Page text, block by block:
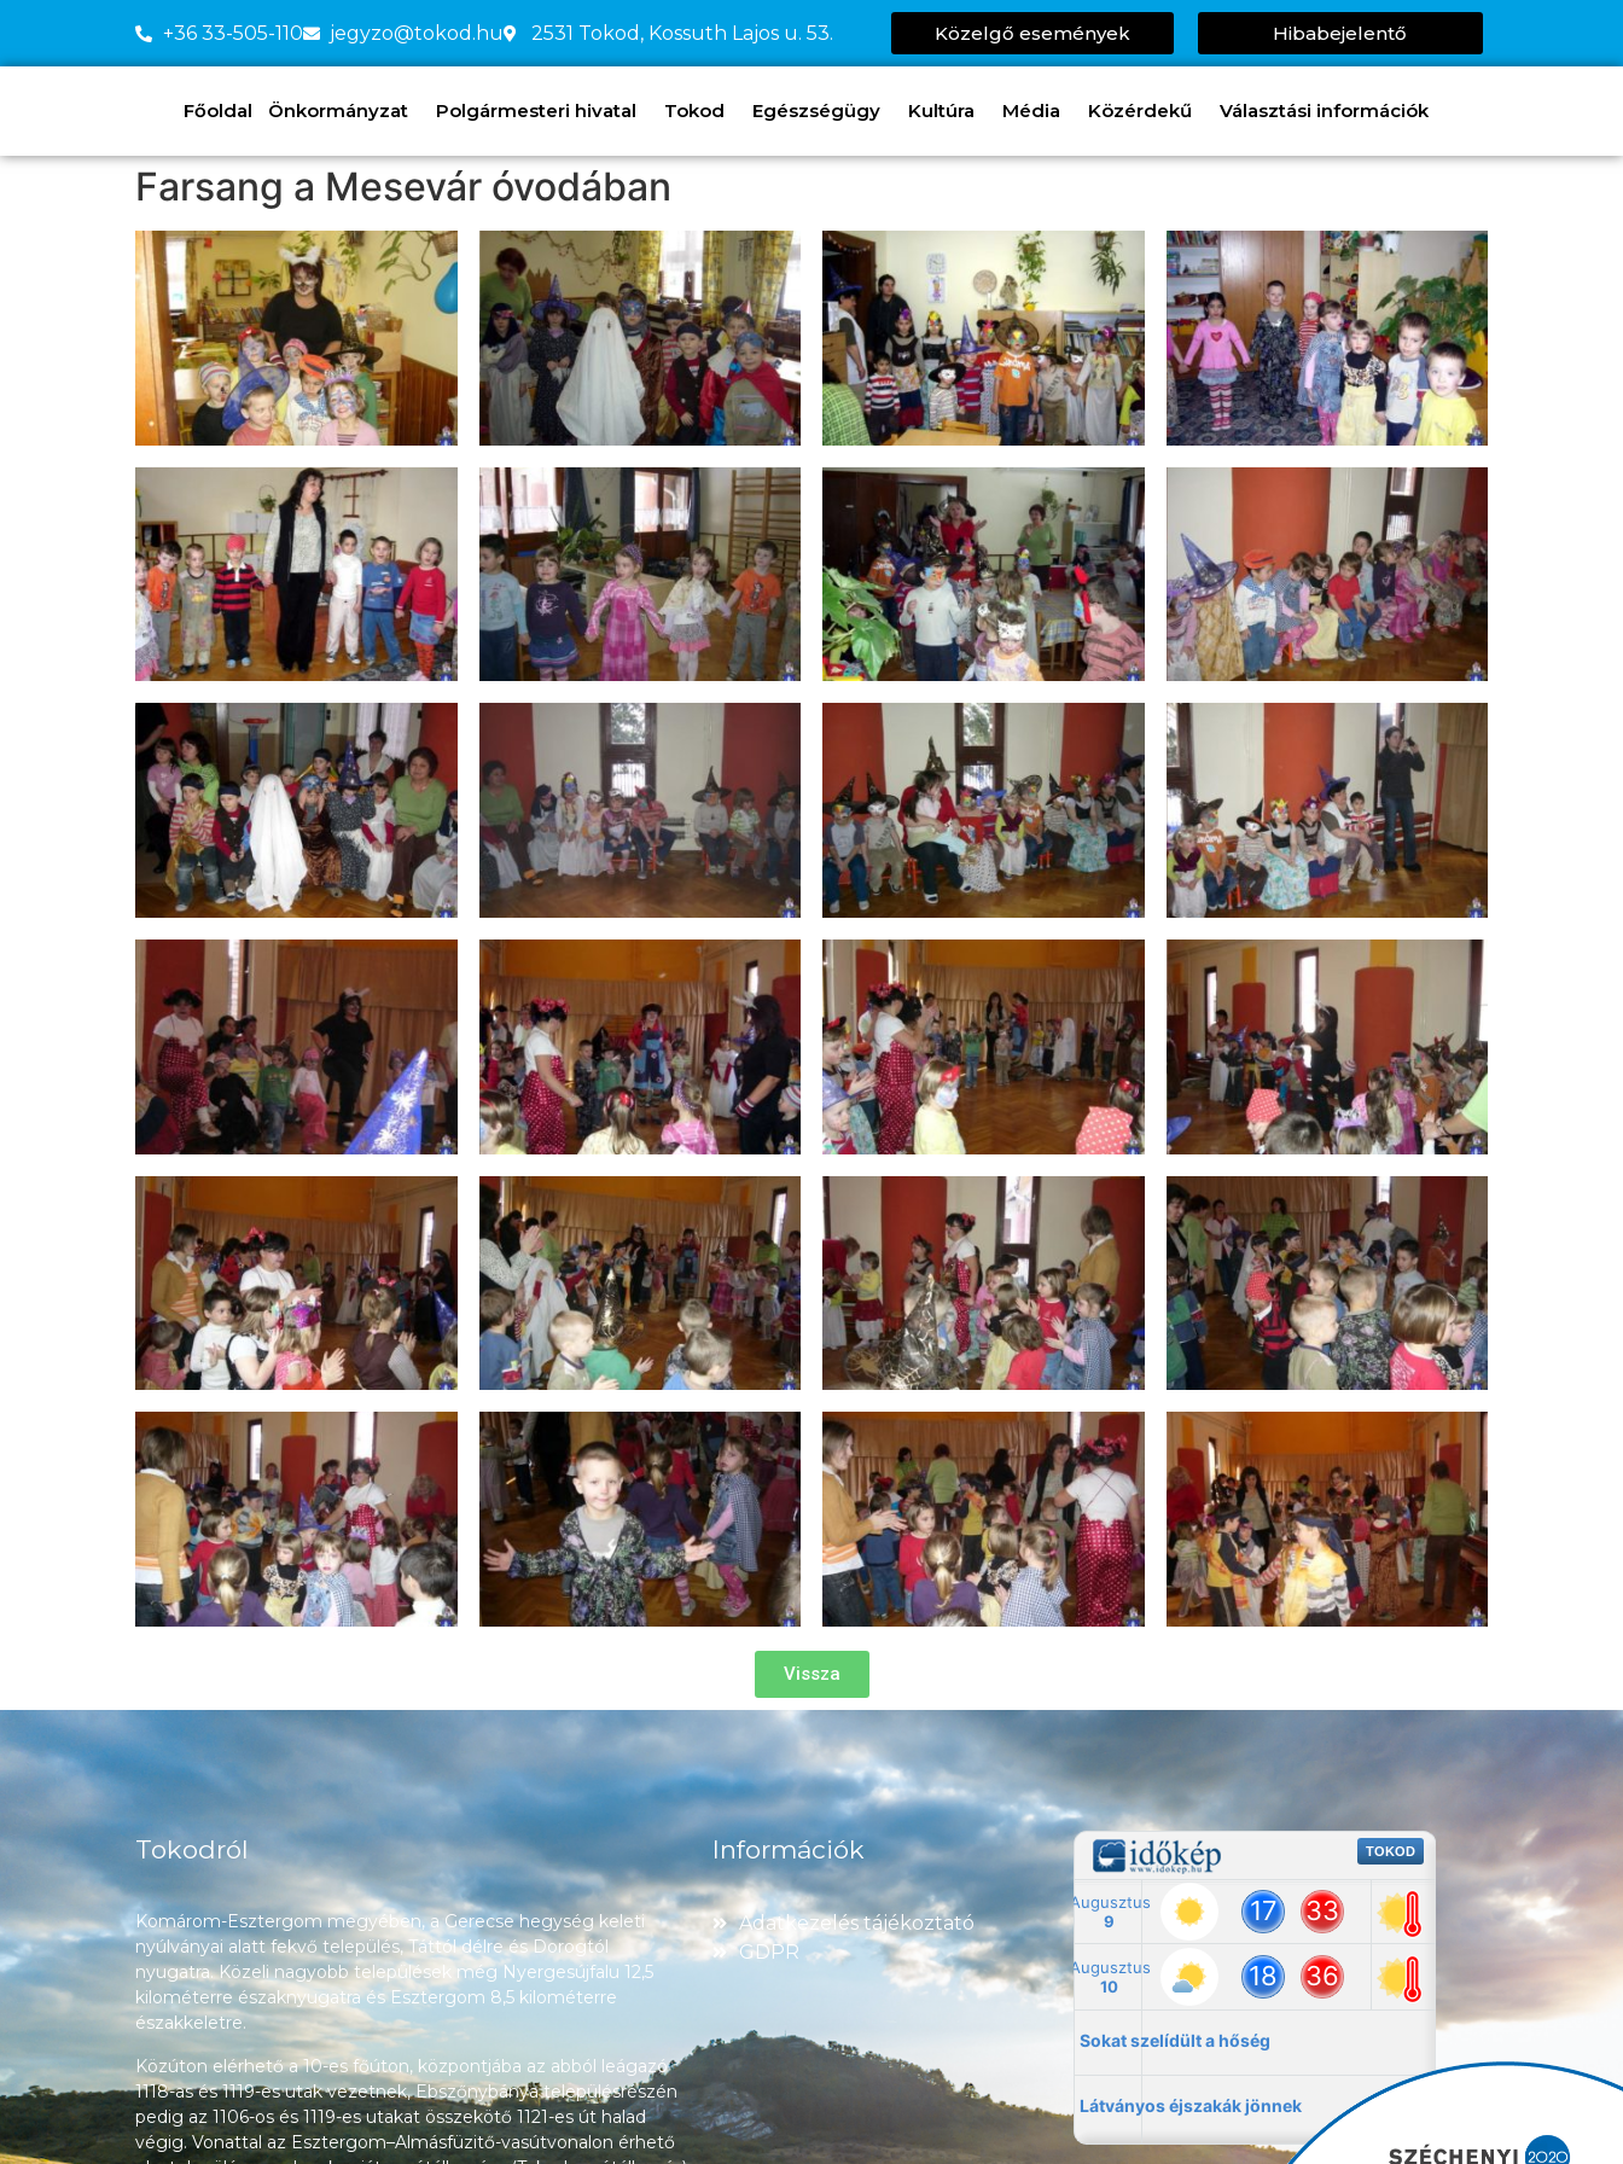
+36 33-505-110 jegyzo@tokod.hu 2531 Tokod, Kossuth Lajos u. 53. Közelgő események Hibabejelentő
Főoldal Önkormányzat Polgármesteri hivatal Tokod Egészségügy Kultúra Média Közérdekű Választási információk
Farsang a Mesevár óvodában
Vissza
Tokodról
Komárom-Esztergom megyében, a Gerecse hegység keleti
nyúlványai alatt fekvő település, Táttól délre és Dorogtól
nyugatra. Közeli nagyobb települések még Nyergesújfalu 12,5
kilométerre északnyugatra és Esztergom 8,5 kilométerre
északkeletre.
Közúton elérhető a 10-es főúton, központjába az abból leágazó
1118-as és 1119-es utak vezetnek, Ebszőnybánya településrészén
pedig az 1106-os és 1119-es utakat összekötő 1121-es út halad
végig. Vonattal az Esztergom–Almásfüzitő-vasútvonalon érhető
Információk
Adatkezelés tájékoztató
GDPR